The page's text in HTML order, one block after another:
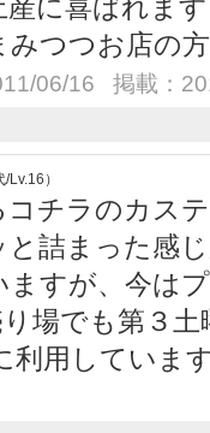
に喜ばれま
つつお店の
06/16 掲載：
）
チラのカス
詰まった感
すが、今は
場でも第３
利用していま